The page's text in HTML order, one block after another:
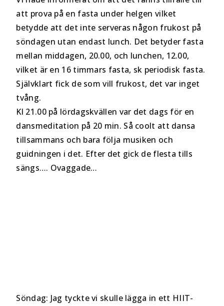
att prova på en fasta under helgen vilket
betydde att det inte serveras någon frukost på
söndagen utan endast lunch. Det betyder fasta
mellan middagen, 20.00, och lunchen, 12.00,
vilket är en 16 timmars fasta, sk periodisk fasta.
Självklart fick de som vill frukost, det var inget
tvång.
Kl 21.00 på lördagskvällen var det dags för en
dansmeditation på 20 min. Så coolt att dansa
tillsammans och bara följa musiken och
guidningen i det. Efter det gick de flesta tills
sängs…. Ovaggade…
Söndag: Jag tyckte vi skulle lägga in ett HIIT-